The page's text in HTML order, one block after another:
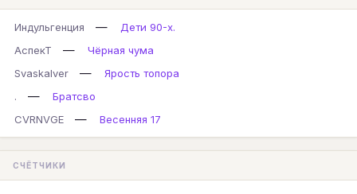
Индульгенция —
Дети 90-х.
АспекТ
—
Чёрная чума
Svaskalver
—
Ярость топора
.
—
Братсво
CVRNVGE
— Весенняя 17
СЧЁТЧИКИ